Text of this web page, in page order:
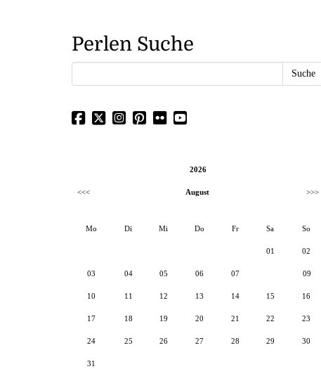
Perlen Suche
2026
<<< August >>>
Mo Di Mi Do Fr Sa So
01 02
03 04 05 06 07 09
10 11 12 13 14 15 16
17 18 19 20 21 22 23
24 25 26 27 28 29 30
31